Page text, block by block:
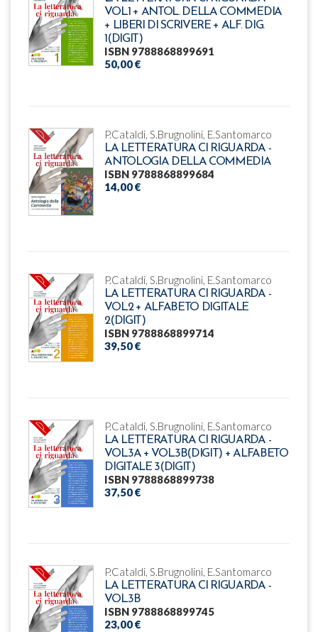
VOL.1 + ANTOL. DELLA COMMEDIA
+ LIBERI DI SCRIVERE + ALF. DIG.
1(DIGIT)
ISBN 9788868899691
50,00 €
P.Cataldi, S.Brugnolini, E.Santomarco
LA LETTERATURA CI RIGUARDA -
ANTOLOGIA DELLA COMMEDIA
ISBN 9788868899684
14,00 €
P.Cataldi, S.Brugnolini, E.Santomarco
LA LETTERATURA CI RIGUARDA -
VOL.2 + ALFABETO DIGITALE
2(DIGIT)
ISBN 9788868899714
39,50 €
P.Cataldi, S.Brugnolini, E.Santomarco
LA LETTERATURA CI RIGUARDA -
VOL.3A + VOL.3B(DIGIT) + ALFABETO
DIGITALE 3(DIGIT)
ISBN 9788868899738
37,50 €
P.Cataldi, S.Brugnolini, E.Santomarco
LA LETTERATURA CI RIGUARDA -
VOL.3B
ISBN 9788868899745
23,00 €